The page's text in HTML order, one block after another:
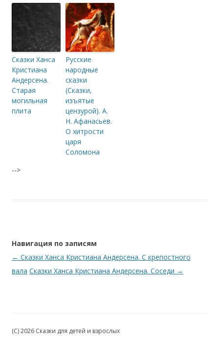
Сказки Ханса
Кристиана
Андерсена.
Старая
могильная
плита
Русские
народные
сказки
(Сказки,
изъятые
цензурой). А.
Н. Афанасьев.
О хитрости
царя
Соломона
-->
Навигация по записям
← Сказки Ханса Кристиана Андерсена. С крепостного
вала Сказки Ханса Кристиана Андерсена. Соседи →
(C) 2026 Сказки для детей и взрослых